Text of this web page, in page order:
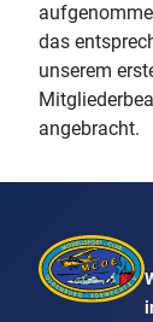
das
unserem
angebracht.